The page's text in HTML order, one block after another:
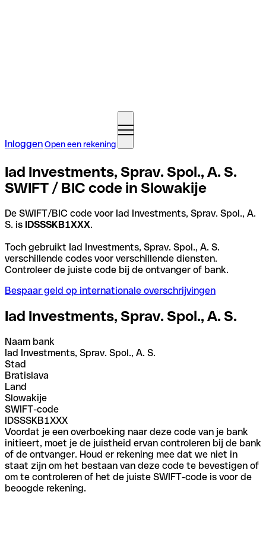
InloggenOpen een rekening
Iad Investments, Sprav. Spol., A. S.
SWIFT / BIC code in Slowakije
De SWIFT/BIC code voor Iad Investments, Sprav. Spol., A.
S. is IDSSSKB1XXX.
Toch gebruikt Iad Investments, Sprav. Spol., A. S.
verschillende codes voor verschillende diensten.
Controleer de juiste code bij de ontvanger of bank.
Bespaar geld op internationale overschrijvingen
Iad Investments, Sprav. Spol., A. S.
Naam bank
Iad Investments, Sprav. Spol., A. S.
Stad
Bratislava
Land
Slowakije
SWIFT-code
IDSSSKB1XXX
Voordat je een overboeking naar deze code van je bank
initieert, moet je de juistheid ervan controleren bij de bank
of de ontvanger. Houd er rekening mee dat we niet in
staat zijn om het bestaan van deze code te bevestigen of
om te controleren of het de juiste SWIFT-code is voor de
beoogde rekening.